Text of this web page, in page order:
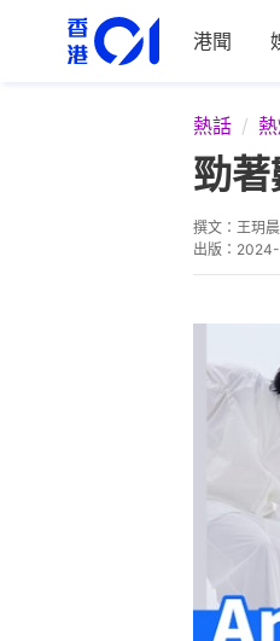
港聞
熱話
勁
撰文： 王玥晨
出版：